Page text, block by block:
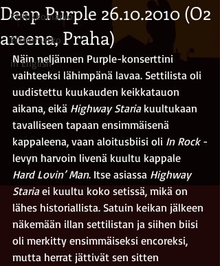
Kriitikkomarko
Fiktiomarko
in English
Deep Purple 26.10.2010 (O2
areena, Praha)
Näin neljännen Purple-konserttini
vaihteeksi lähimpänä lavaa. Settilista oli
uudistettu kuukauden keikkatauon
aikana, eikä Highway Staria kuultukaan
tavalliseen tapaan ensimmäisenä
kappaleena, vaan aloitusbiisi oli In Rock -
levyn harvoin livenä kuultu kappale
Hard Lovin’ Man. Itse asiassa Highway
Staria ei kuultu koko setissä, mikä on
lähes historiallista. Satuin keikan jälkeen
näkemään illan settilistan ja siihen biisi
oli merkitty ensimmäiseksi encoreksi,
mutta herrat jättivät sen sitten